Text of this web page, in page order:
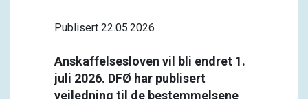
Publisert 22.05.2026
Anskaffelsesloven vil bli endret 1.
juli 2026. DFØ har publisert
veiledning til de bestemmelsene